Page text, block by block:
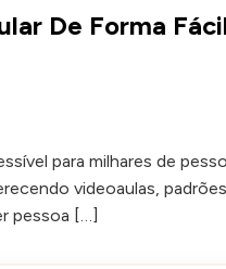
De Forma
para milhares de
videoaulas,
pessoa […]